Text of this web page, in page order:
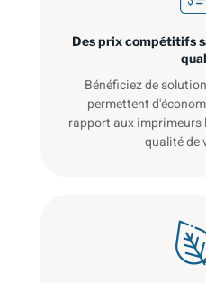
Des prix compétitifs
Bénéficiez de
permettent
rapport aux imprimeurs
qualité de